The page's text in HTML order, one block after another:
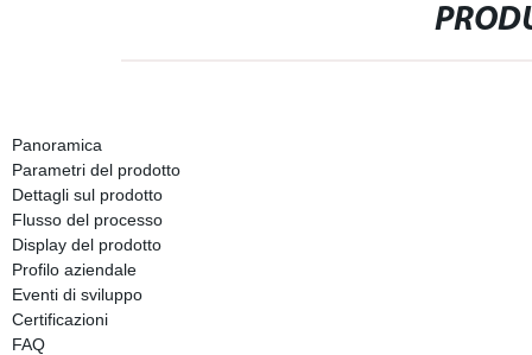
Panoramica
Parametri del prodotto
Dettagli sul prodotto
Flusso del processo
Display del prodotto
Profilo aziendale
Eventi di sviluppo
Certificazioni
FAQ